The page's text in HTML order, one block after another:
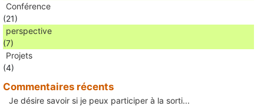
Conférence
(21)
perspective
(7)
Projets
(4)
Commentaires récents
Je désire savoir si je peux participer à la sorti...